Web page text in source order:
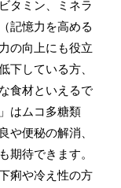
タミン、ミネラ
記憶力を高める
の向上にも役立
下している方、
食材といえるで
はムコ多糖類
や便秘の解消、
期待できます。
痢や冷え性の方